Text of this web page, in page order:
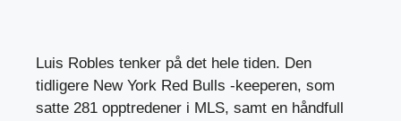
Luis Robles tenker på det hele tiden. Den
tidligere New York Red Bulls -keeperen, som
satte 281 opptredener i MLS, samt en håndfull